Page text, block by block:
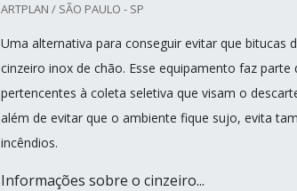
ARTPLAN / SÃO PAULO - SP
Uma alternativa para conseguir evitar que bitucas
cinzeiro inox de chão. Esse equipamento faz
pertencentes à coleta seletiva que visam o
além de evitar que o ambiente fique sujo, evita
incêndios.
Informações sobre o cinzeiro...